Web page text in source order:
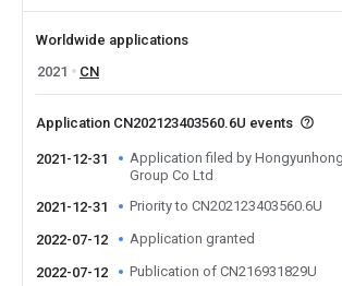
Worldwide applications
2021
CN
Application CN202123403560.6U events
2021-12-31
Application filed by
Group Co Ltd
2021-12-31
Priority to CN202123403560.6U
2022-07-12 Application granted
2022-07-12 Publication of CN216931829U